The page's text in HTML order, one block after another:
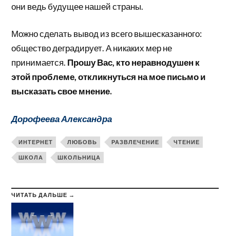
они ведь будущее нашей страны.
Можно сделать вывод из всего вышесказанного:
общество деградирует. А никаких мер не
принимается. Прошу Вас, кто неравнодушен к
этой проблеме, откликнуться на мое письмо и
высказать свое мнение.
Дорофеева Александра
ИНТЕРНЕТ ЛЮБОВЬ РАЗВЛЕЧЕНИЕ ЧТЕНИЕ
ШКОЛА ШКОЛЬНИЦА
ЧИТАТЬ ДАЛЬШЕ →